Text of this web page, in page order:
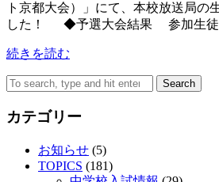
ト京都大会）」にて、本校放送局の
した！ ◆予選大会結果 参加生徒
続きを読む
Search
カテゴリー
お知らせ (5)
TOPICS (181)